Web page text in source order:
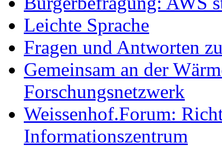
Leichte Sprache
Fragen und Antworten
Gemeinsam an der
Forschungsnetzwerk
Weissenhof.Forum:
Informationszentrum